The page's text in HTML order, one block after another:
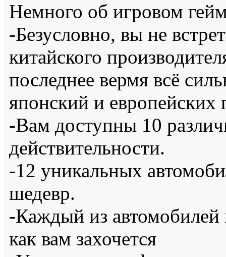
Немного об игровом
-Безусловно, вы не
китайского
последнее вермя всё
японский и европейских
-Вам доступны 10
действительности.
-12 уникальных
шедевр.
-Каждый из автомобилей
как вам захочется